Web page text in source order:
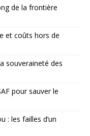
de la frontière
et coûts hors de
souveraineté des
pour sauver le
: les failles d’un